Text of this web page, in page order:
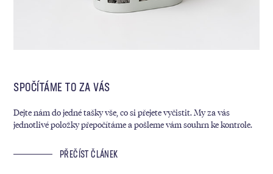
SPOČÍTÁME TO ZA VÁS
Dejte nám do jedné tašky vše, co si přejete vyčistit. My za vás
jednotlivé položky přepočítáme a pošleme vám souhrn ke kontrole.
PŘEČÍST ČLÁNEK